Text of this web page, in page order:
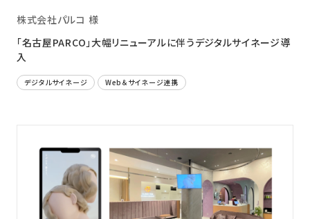
株式会社パルコ 様
「名古屋PARCO」大幅リニューアルに伴うデジタルサイネージ導
入
デジタルサイネージ Web＆サイネージ連携